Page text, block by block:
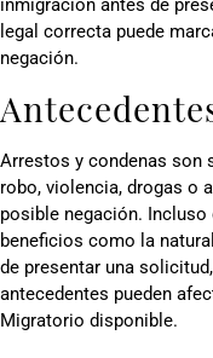
inmigración antes de
legal correcta puede
negación.
Arrestos y condenas son
robo, violencia, drogas o
posible negación.
beneficios como la
de presentar una
antecedentes pueden
Migratorio disponible.